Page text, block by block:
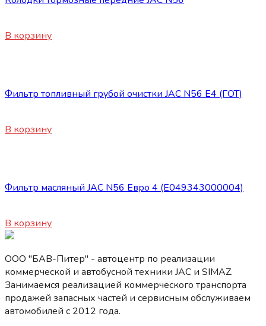
В корзину
Фильтр топливный грубой очистки JAC N56 Е4 (ГОТ)
В корзину
Фильтр масляный JAC N56 Евро 4 (E049343000004)
В корзину
ООО "БАВ-Питер" - автоцентр по реализации
коммерческой и автобусной техники JAC и SIMAZ.
Занимаемся реализацией коммерческого транспорта
продажей запасных частей и сервисным обслуживаем
автомобилей c 2012 года.